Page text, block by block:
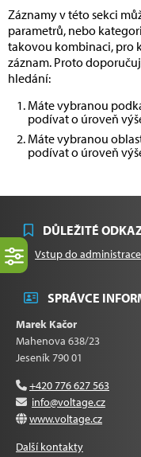
Záznamy v této sekci
parametrů, nebo
takovou kombinaci, pro
záznam. Proto
hledání:
Máte vybranou
podívat o úroveň
Máte vybranou
podívat o úroveň
DŮLEŽITÉ
Vstup do administrace
SPRÁVCE
Marek Kačor
Mahenova 638/23
Jeseník 790 01
+420 776 627 563
info@voltage.cz
www.voltage.cz
Další kontakty